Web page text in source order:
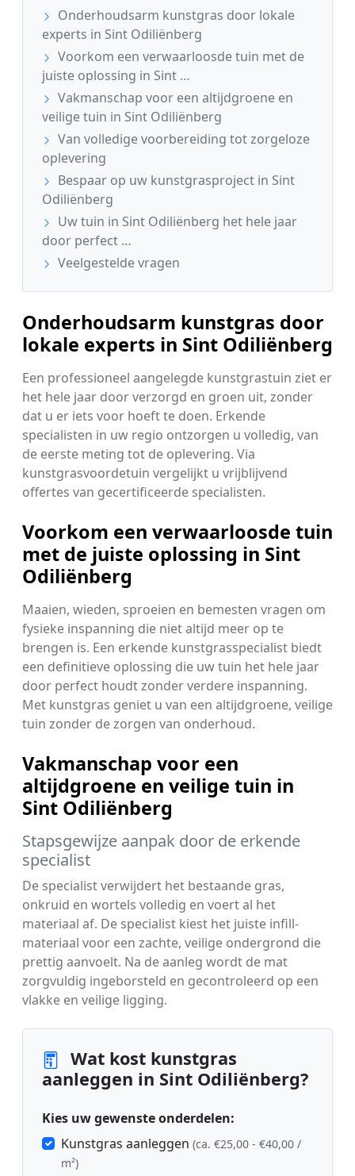
Onderhoudsarm kunstgras door lokale
experts in Sint Odiliënberg
Voorkom een verwaarloosde tuin met de
juiste oplossing in Sint …
Vakmanschap voor een altijdgroene en
veilige tuin in Sint Odiliënberg
Van volledige voorbereiding tot zorgeloze
oplevering
Bespaar op uw kunstgrasproject in Sint
Odiliënberg
Uw tuin in Sint Odiliënberg het hele jaar
door perfect …
Veelgestelde vragen
Onderhoudsarm kunstgras door
lokale experts in Sint Odiliënberg
Een professioneel aangelegde kunstgrastuin ziet er
het hele jaar door verzorgd en groen uit, zonder
dat u er iets voor hoeft te doen. Erkende
specialisten in uw regio ontzorgen u volledig, van
de eerste meting tot de oplevering. Via
kunstgrasvoordetuin vergelijkt u vrijblijvend
offertes van gecertificeerde specialisten.
Voorkom een verwaarloosde tuin
met de juiste oplossing in Sint
Odiliënberg
Maaien, wieden, sproeien en bemesten vragen om
fysieke inspanning die niet altijd meer op te
brengen is. Een erkende kunstgrasspecialist biedt
een definitieve oplossing die uw tuin het hele jaar
door perfect houdt zonder verdere inspanning.
Met kunstgras geniet u van een altijdgroene, veilige
tuin zonder de zorgen van onderhoud.
Vakmanschap voor een
altijdgroene en veilige tuin in
Sint Odiliënberg
Stapsgewijze aanpak door de erkende
specialist
De specialist verwijdert het bestaande gras,
onkruid en wortels volledig en voert al het
materiaal af. De specialist kiest het juiste infill-
materiaal voor een zachte, veilige ondergrond die
prettig aanvoelt. Na de aanleg wordt de mat
zorgvuldig ingeborsteld en gecontroleerd op een
vlakke en veilige ligging.
Wat kost kunstgras
aanleggen in Sint Odiliënberg?
Kies uw gewenste onderdelen:
Kunstgras aanleggen (ca. €25,00 - €40,00 /
m²)